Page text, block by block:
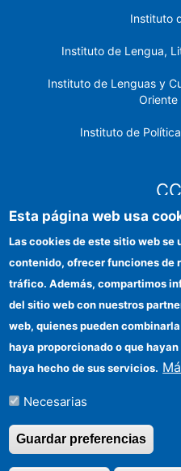
Instituto
Instituto de Lengua,
Instituto de Lenguas y
Oriente
Instituto de
Identidad
Ayudas
Cómo
Esta página web usa
Las cookies de este sitio web se
contenido, ofrecer funciones de
tráfico. Además, compartimos
del sitio web con nuestros
web, quienes pueden
haya proporcionado o que
haya hecho de sus servicios.
Necesarias
Guardar preferencias